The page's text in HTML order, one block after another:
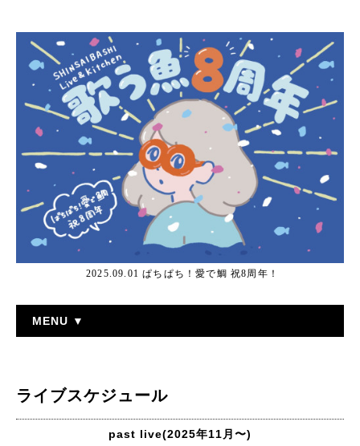
2025.09.01 ぱちぱち！愛で鯛 祝8周年！
MENU ▼
ライブスケジュール
past live(2025年11月〜)